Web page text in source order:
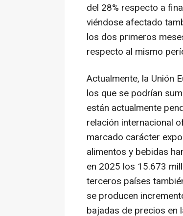
del 28% respecto a
viéndose afectado
los dos primeros
respecto al mismo
Actualmente, la Unión
los que se podrían
están actualmente
relación internacional
marcado carácter
alimentos y bebidas
en 2025 los 15.673
terceros países
se producen
bajadas de precios en